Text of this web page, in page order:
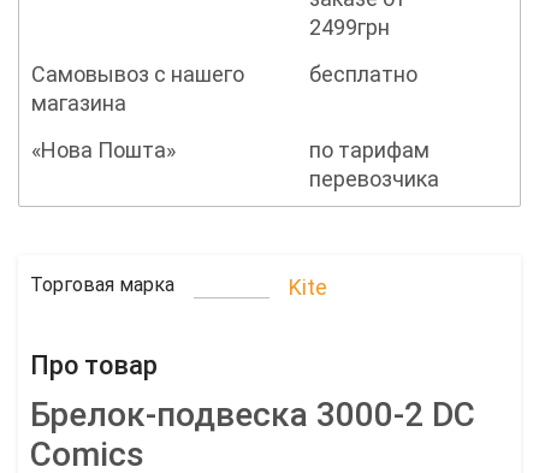
2499грн
Самовывоз с нашего
магазина
бесплатно
«Нова Пошта»
по тарифам
перевозчика
Торговая марка Kite
Про товар
Брелок-подвеска 3000-2 DC
Comics